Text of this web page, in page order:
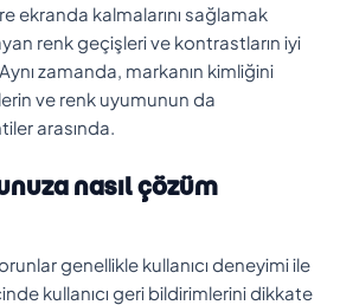
ekranda kalmalarını sağlamak
renk geçişleri ve kontrastların iyi
zamanda, markanın kimliğini
ve renk uyumunun da
arasında.
nasıl çözüm
genellikle kullanıcı deneyimi ile
kullanıcı geri bildirimlerini dikkate